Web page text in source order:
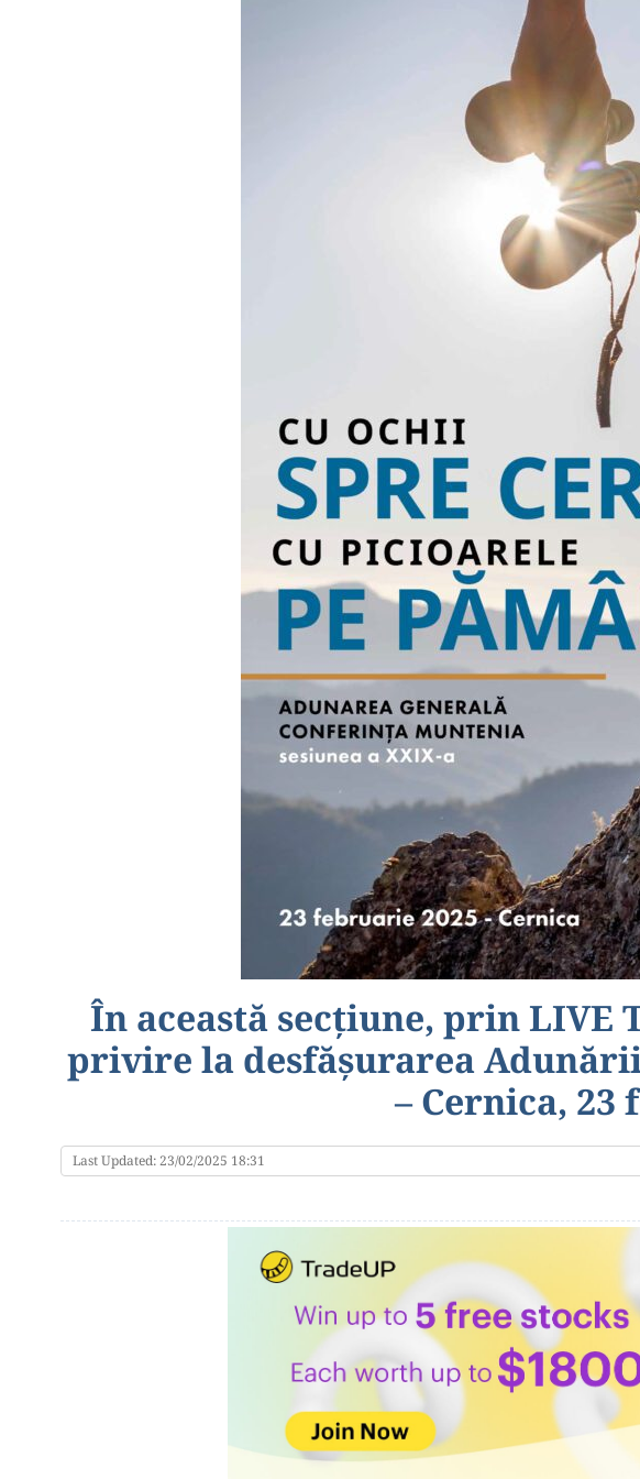
În această secțiune, prin LIVE
privire la desfășurarea
– Cernica, 23
Last Updated: 23/02/2025 18:31